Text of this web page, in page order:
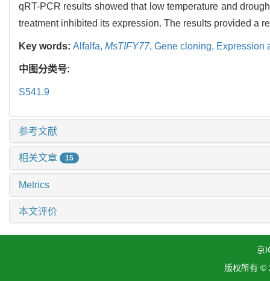
qRT-PCR results showed that low temperature and
treatment inhibited its expression. The results provided a
Key words: Alfalfa, MsTIFY77, Gene cloning, Expression
中图分类号:
S541.9
参考文献
相关文章 15
Metrics
本文评价
京
版权所有 ©